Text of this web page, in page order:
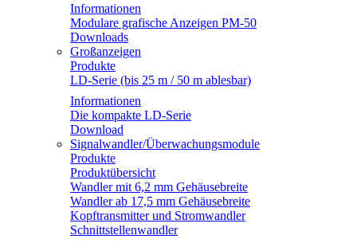
Informationen
Modulare grafische Anzeigen PM-50
Downloads
Großanzeigen
Produkte
LD-Serie (bis 25 m / 50 m ablesbar)
Informationen
Die kompakte LD-Serie
Download
Signalwandler/Überwachungsmodule
Produkte
Produktübersicht
Wandler mit 6,2 mm Gehäusebreite
Wandler ab 17,5 mm Gehäusebreite
Kopftransmitter und Stromwandler
Schnittstellenwandler